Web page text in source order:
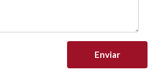
Enviar